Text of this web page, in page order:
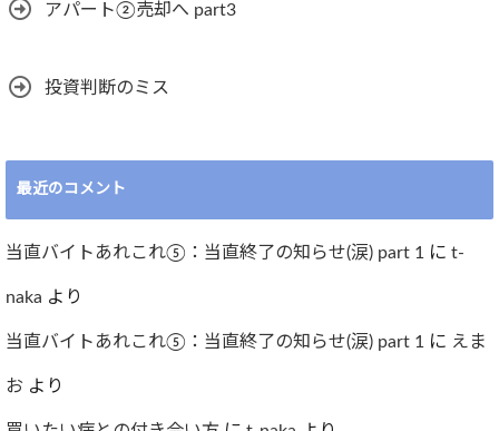
アパート②売却へ part3
投資判断のミス
最近のコメント
当直バイトあれこれ⑤：当直終了の知らせ(涙) part 1 に t-
naka より
当直バイトあれこれ⑤：当直終了の知らせ(涙) part 1 に えま
お より